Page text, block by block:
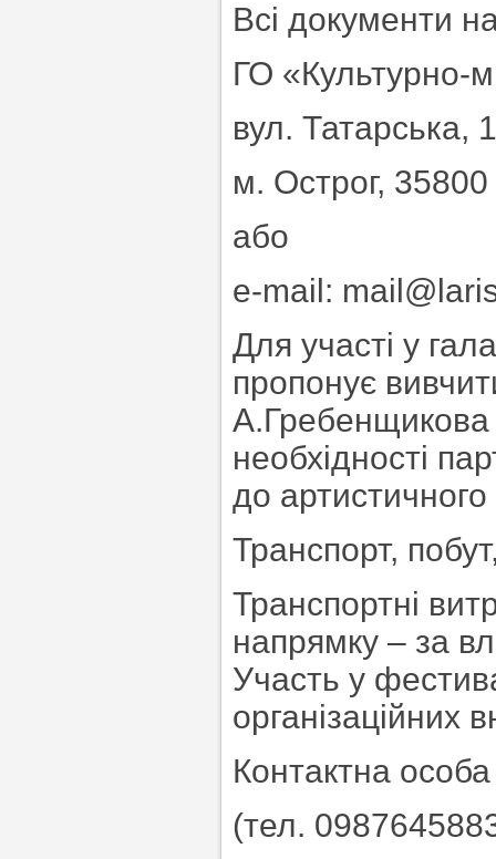
Всі документи
ГО «Культурно-
вул. Татарська,
м. Острог, 35800
або
e-mail:
Для участі у
пропонує
А.Гребенщикова
необхідності
до
Транспорт,
Транспортні
напрямку – за
Участь у
організаційних
Контактна
(тел.